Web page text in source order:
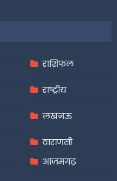
राशिफल
राष्ट्रीय
लखनऊ
वाराणसी
आज़मगढ़